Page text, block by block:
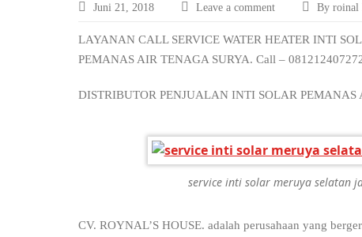
Juni 21, 2018 Leave a comment By roinal
LAYANAN CALL SERVICE WATER HEATER INTI
PEMANAS AIR TENAGA SURYA. Call –
DISTRIBUTOR PENJUALAN INTI SOLAR PEMANAS
service inti solar meruya selatan
CV. ROYNAL’S HOUSE. adalah perusahaan yang